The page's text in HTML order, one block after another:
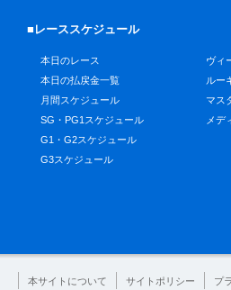
■レーススケジュール
本日のレース
本日の払戻金一覧
月間スケジュール
SG・PG1スケジュール
G1・G2スケジュール
G3スケジュール
ヴィ
ルー
マス
メデ
本サイトについて サイトポリシー プ